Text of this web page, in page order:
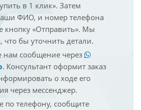
в 1 клик». Затем
ФИО, и номер телефона
кнопку «Отправить». Мы
что бы уточнить детали.
нам сообщение через
. Консультант оформит заказ
о ходе его
через мессенджер.
по телефону, сообщите